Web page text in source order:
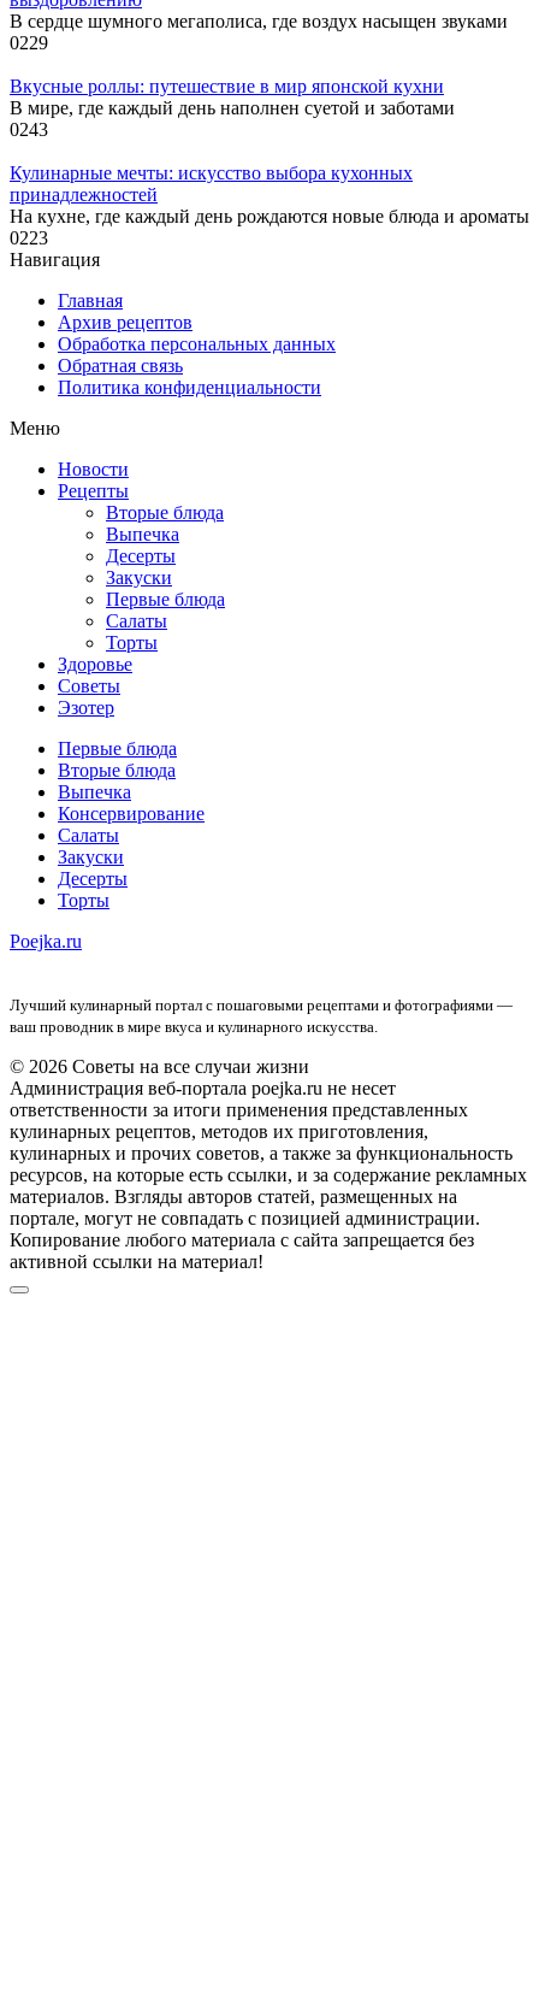
В сердце шумного мегаполиса, где воздух насыщен звуками
0229
Вкусные роллы: путешествие в мир японской кухни
В мире, где каждый день наполнен суетой и заботами
0243
Кулинарные мечты: искусство выбора кухонных
принадлежностей
На кухне, где каждый день рождаются новые блюда и ароматы
0223
Навигация
Главная
Архив рецептов
Обработка персональных данных
Обратная связь
Политика конфиденциальности
Меню
Новости
Рецепты
Вторые блюда
Выпечка
Десерты
Закуски
Первые блюда
Салаты
Торты
Здоровье
Советы
Эзотер
Первые блюда
Вторые блюда
Выпечка
Консервирование
Салаты
Закуски
Десерты
Торты
Poejka.ru
Лучший кулинарный портал с пошаговыми рецептами и фотографиями —
ваш проводник в мире вкуса и кулинарного искусства.
© 2026 Советы на все случаи жизни
Администрация веб-портала poejka.ru не несет
ответственности за итоги применения представленных
кулинарных рецептов, методов их приготовления,
кулинарных и прочих советов, а также за функциональность
ресурсов, на которые есть ссылки, и за содержание рекламных
материалов. Взгляды авторов статей, размещенных на
портале, могут не совпадать с позицией администрации.
Копирование любого материала с сайта запрещается без
активной ссылки на материал!